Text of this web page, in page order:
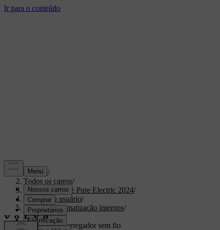
Suporte/
Todos os carros/
XC40 Recharge Pure Electric 2024/
Manual do usuário/
Conforto e climatização internos/
Interior/
Ativação do carregador sem fio